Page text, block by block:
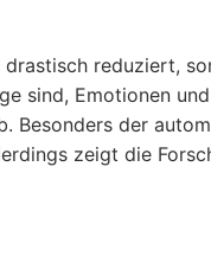
reduziert,
sind, Emotionen
Besonders der
zeigt die